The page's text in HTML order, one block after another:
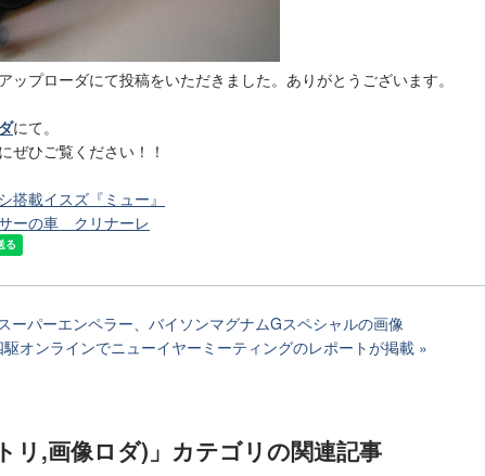
ップローダにて投稿をいただきました。ありがとうございます。
にて。
ぜひご覧ください！！
搭載イスズ『ミュー』
ーの車 クリナーレ
スーパーエンペラー、バイソンマグナムGスペシャルの画像
駆オンラインでニューイヤーミーティングのレポートが掲載
リ,画像ロダ)」カテゴリの関連記事